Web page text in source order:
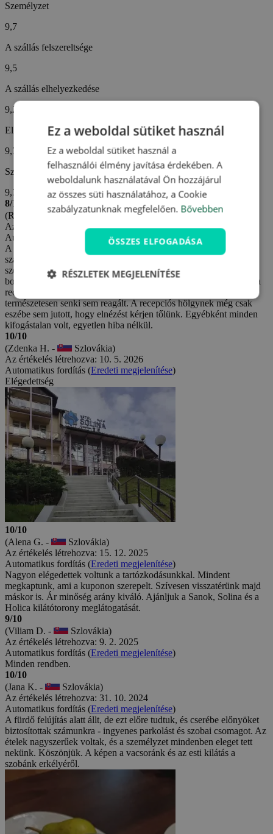
Személyzet
9,7
A szállás felszereltsége
9,5
A szállás elhelyezkedése
9,2
Ellátás
9,7
Szállodai szolgáltatások
9,7
8/10
(Rudolf M. -
Cseh)
Az értékelés létrehozva: 1. 7. 2026
Automatikus fordítás (
Eredeti megjelenítése)
A szálloda összesített értékelését egy kellemetlenség rontotta le. A
szálloda pontos címe a dokumentumokon olyan apró betűkkel
szerepelt, hogy nem tudtuk elolvasni, és így körülbelül 50 km-t
bolyongtunk. A legrosszabb pedig az volt, hogy amikor felhívtuk a
recepciót, mindkét számnál üzenetrögzítő jelentkezett, amelyre
természetesen senki sem reagált. A recepciós hölgynek még csak
eszébe sem jutott, hogy elnézést kérjen tőlünk. Egyébként minden
kifogástalan volt, egyetlen hiba nélkül.
10/10
(Zdenka H. -
Szlovákia)
Az értékelés létrehozva: 10. 5. 2026
Automatikus fordítás (Eredeti megjelenítése)
Elégedettség
10/10
(Alena G. -
Szlovákia)
Az értékelés létrehozva: 15. 12. 2025
Automatikus fordítás (Eredeti megjelenítése)
Nagyon elégedettek voltunk a tartózkodásunkkal. Mindent
megkaptunk, ami a kuponon szerepelt. Szívesen visszatérünk majd
máskor is. Ár minőség arány kiváló. Ajánljuk a Sanok, Solina és a
Holica kilátótorony meglátogatását.
9/10
(Viliam D. -
Szlovákia)
Az értékelés létrehozva: 9. 2. 2025
Automatikus fordítás (Eredeti megjelenítése)
Minden rendben.
10/10
(Jana K. -
Szlovákia)
Az értékelés létrehozva: 31. 10. 2024
Automatikus fordítás (Eredeti megjelenítése)
A fürdő felújítás alatt állt, de ezt előre tudtuk, és cserébe előnyöket
biztosítottak számunkra - ingyenes parkolást és szobai csomagot. Az
ételek nagyszerűek voltak, és a személyzet mindenben eleget tett
nekünk. Köszönjük. A képen a vacsoránk és az esti kilátás a
szobánk erkélyéről.
Ez a weboldal sütiket használ
Ez a weboldal sütiket használ a
felhasználói élmény javítása érdekében. A
weboldalunk használatával Ön hozzájárul
az összes süti használatához, a Cookie
szabályzatunknak megfelelően. Bővebben
ÖSSZES ELFOGADÁSA
RÉSZLETEK MEGJELENÍTÉSE